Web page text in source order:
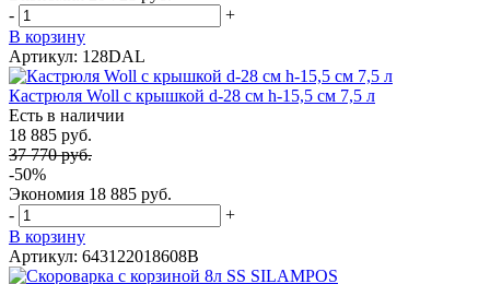
-
+
В корзину
Артикул: 128DAL
Кастрюля Woll с крышкой d-28 см h-15,5 см 7,5 л
Есть в наличии
18 885 руб.
37 770 руб.
-50%
Экономия 18 885 руб.
-
+
В корзину
Артикул: 643122018608B